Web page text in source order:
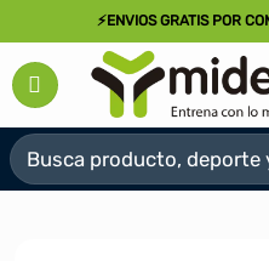
al
contenido
⚡ENVIOS GRATIS POR
Buscar
por: